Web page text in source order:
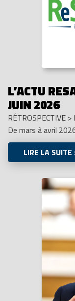
L’ACTU
JUIN 2026
RÉTROSPECTIVE >
De mars à avril
LIRE LA SUITE